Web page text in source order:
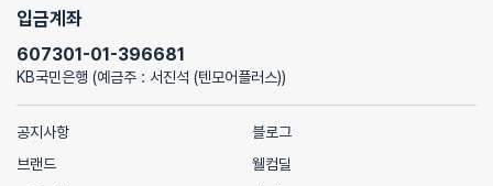
입금계좌
607301-01-396681
KB국민은행 (예금주 : 서진석 (텐모어플러스))
공지사항
블로그
브랜드
웰컴딜